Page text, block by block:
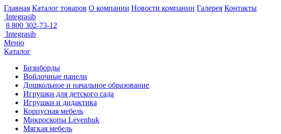
Главная Каталог товаров О компании Новости компании Галерея Контакты
Integrasib
8 800 302-73-12
Integrasib
Меню
Каталог
Бизиборды
Войлочные панели
Дошкольное и начальное образование
Игрушки для детского сада
Игрушки и дидактика
Корпусная мебель
Микроскопы Levenhuk
Мягкая мебель